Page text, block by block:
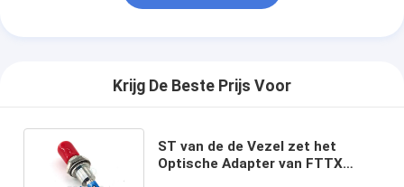
Krijg De Beste Prijs Voor
ST van de de Vezel zet het
Optische Adapter van FTTX